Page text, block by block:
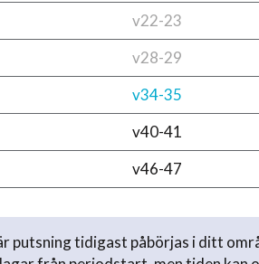
v22-23
v28-29
v34-35
v40-41
v46-47
putsning tidigast påbörjas i ditt